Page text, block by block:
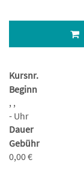
Kursnr.
Beginn
, ,
- Uhr
Dauer
Gebühr
0,00 €